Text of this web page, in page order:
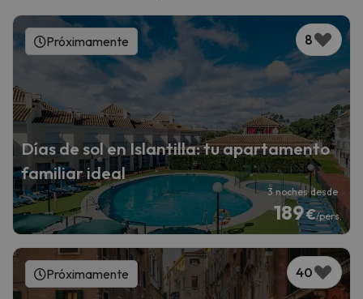
8
Próximamente
Días de sol en Islantilla: tu apartamento
familiar ideal
3 noches desde
189€/pers.
40
Próximamente